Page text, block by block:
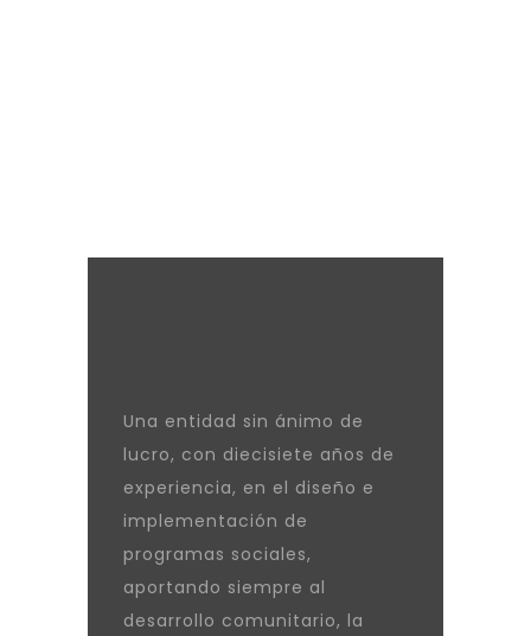
Una entidad sin ánimo de
lucro, con diecisiete años de
experiencia, en el diseño e
implementación de
programas sociales,
aportando siempre al
desarrollo comunitario, la